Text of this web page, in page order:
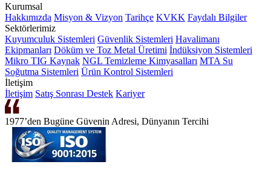
Kurumsal
Hakkımızda Misyon & Vizyon Tarihçe KVKK Faydalı Bilgiler
Sektörlerimiz
Kuyumculuk Sistemleri Güvenlik Sistemleri Havalimanı
Ekipmanları Döküm ve Toz Metal Üretimi İndüksiyon Sistemleri
Mikro TIG Kaynak NGL Temizleme Kimyasalları MTA Su
Soğutma Sistemleri Ürün Kontrol Sistemleri
İletişim
İletişim Satış Sonrası Destek Kariyer
1977’den Bugüne Güvenin Adresi, Dünyanın Tercihi